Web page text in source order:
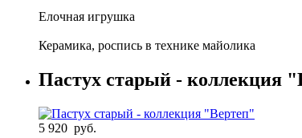
Елочная игрушка
Керамика, роспись в технике майолика
Пастух старый - коллекция
5 920 руб.